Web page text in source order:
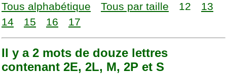
Tous alphabétique Tous par taille 12
13
14
15 16 17
Il y a 2 mots de douze lettres
contenant 2E, 2L, M, 2P et S